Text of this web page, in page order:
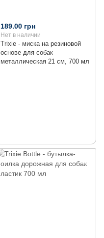
Trixie - миска на резиновой
основе для собак
металлическая 21 см, 700 мл
189.00 грн
Нет в наличии